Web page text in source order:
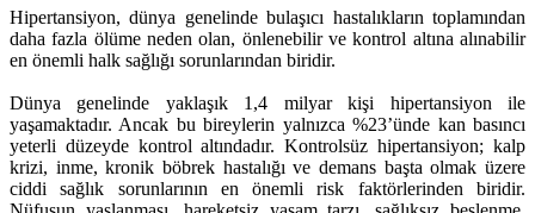
Hipertansiyon, dünya genelinde bulaşıcı hastalıkların toplamından
daha fazla ölüme neden olan, önlenebilir ve kontrol altına alınabilir
en önemli halk sağlığı sorunlarından biridir.
Dünya genelinde yaklaşık 1,4 milyar kişi hipertansiyon ile
yaşamaktadır. Ancak bu bireylerin yalnızca %23’ünde kan basıncı
yeterli düzeyde kontrol altındadır. Kontrolsüz hipertansiyon; kalp
krizi, inme, kronik böbrek hastalığı ve demans başta olmak üzere
ciddi sağlık sorunlarının en önemli risk faktörlerinden biridir.